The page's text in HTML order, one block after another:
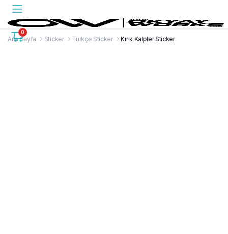
0
Ana Sayfa Sticker Türkçe Sticker Kırık Kalpler Sticker